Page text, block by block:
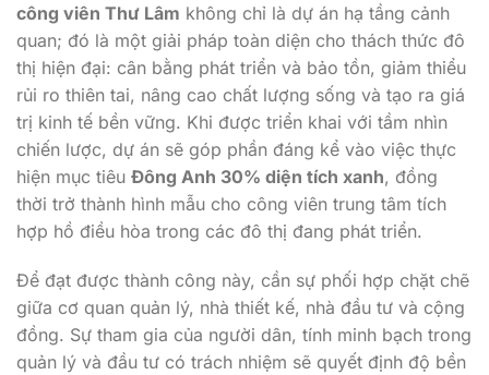
công viên Thư Lâm không chỉ là dự án hạ tầng cảnh
quan; đó là một giải pháp toàn diện cho thách thức đô
thị hiện đại: cân bằng phát triển và bảo tồn, giảm thiểu
rủi ro thiên tai, nâng cao chất lượng sống và tạo ra giá
trị kinh tế bền vững. Khi được triển khai với tầm nhìn
chiến lược, dự án sẽ góp phần đáng kể vào việc thực
hiện mục tiêu Đông Anh 30% diện tích xanh, đồng
thời trở thành hình mẫu cho công viên trung tâm tích
hợp hồ điều hòa trong các đô thị đang phát triển.
Để đạt được thành công này, cần sự phối hợp chặt chẽ
giữa cơ quan quản lý, nhà thiết kế, nhà đầu tư và cộng
đồng. Sự tham gia của người dân, tính minh bạch trong
quản lý và đầu tư có trách nhiệm sẽ quyết định độ bền